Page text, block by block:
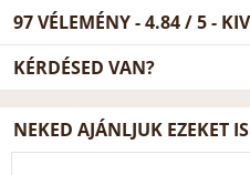
97VÉLEMÉNY -4.84/5-
KÉRDÉSED VAN?
NEKED AJÁNLJUK EZEKET IS